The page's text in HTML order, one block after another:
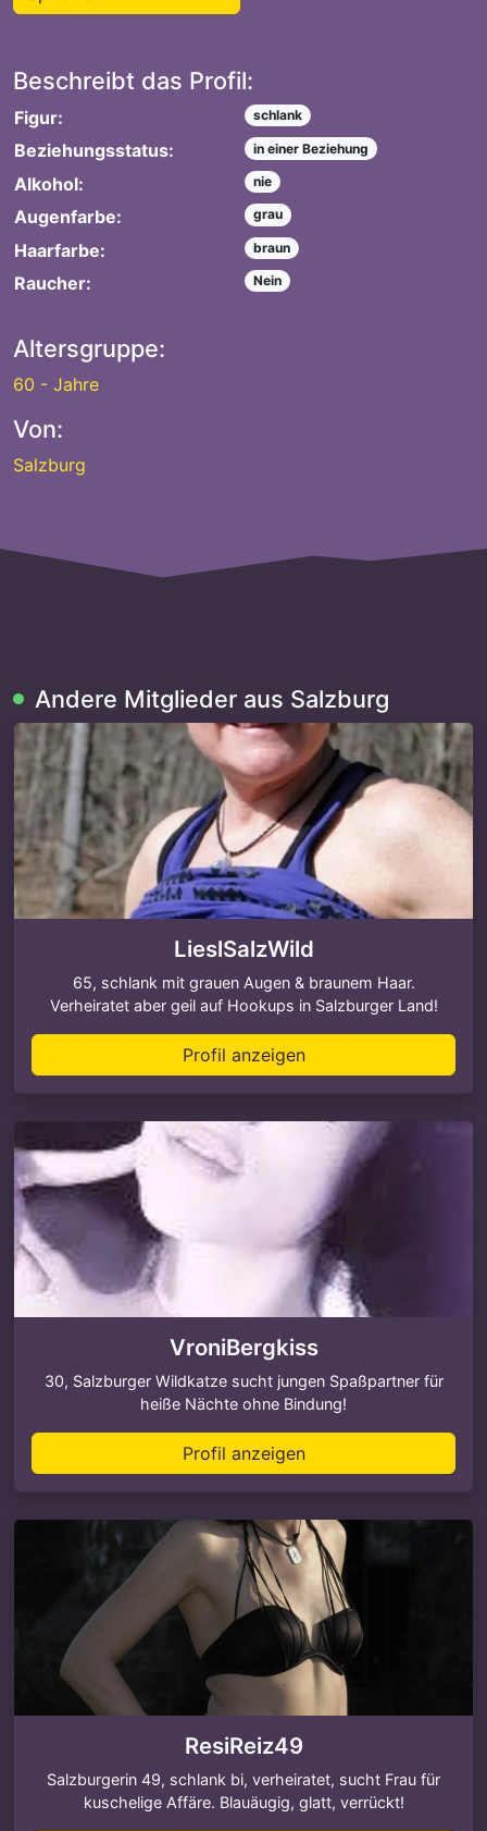
Beschreibt das Profil:
Figur: schlank
Beziehungsstatus: in einer Beziehung
Alkohol: nie
Augenfarbe: grau
Haarfarbe: braun
Raucher: Nein
Altersgruppe:
60 - Jahre
Von:
Salzburg
Andere Mitglieder aus Salzburg
LieslSalzWild
65, schlank mit grauen Augen & braunem Haar.
Verheiratet aber geil auf Hookups in Salzburger Land!
Profil anzeigen
VroniBergkiss
30, Salzburger Wildkatze sucht jungen Spaßpartner für
heiße Nächte ohne Bindung!
Profil anzeigen
ResiReiz49
Salzburgerin 49, schlank bi, verheiratet, sucht Frau für
kuschelige Affäre. Blauäugig, glatt, verrückt!